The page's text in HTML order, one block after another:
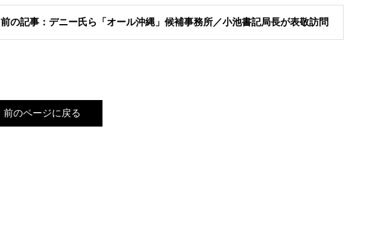
前の記事：デニー氏ら「オール沖縄」候補事務所／小池書記局長が表敬訪問
前のページに戻る